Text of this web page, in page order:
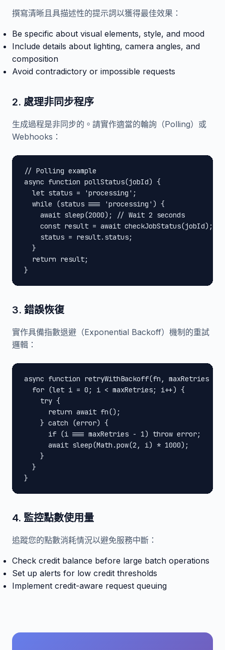
撰寫清晰且具描述性的提示詞以獲得最佳效果：
Be specific about visual elements, style, and mood
Include details about lighting, camera angles, and
composition
Avoid contradictory or impossible requests
2. 處理非同步程序
生成過程是非同步的。請實作適當的輪詢（Polling）或
Webhooks：
// Polling example
async function pollStatus(jobId) {
  let status = 'processing';
  while (status === 'processing') {
    await sleep(2000); // Wait 2 seconds
    const result = await checkJobStatus(jobId);
    status = result.status;
  }
  return result;
}
3. 錯誤恢復
實作具備指數退避（Exponential Backoff）機制的重試
邏輯：
async function retryWithBackoff(fn, maxRetries =
  for (let i = 0; i < maxRetries; i++) {
    try {
      return await fn();
    } catch (error) {
      if (i === maxRetries - 1) throw error;
      await sleep(Math.pow(2, i) * 1000);
    }
  }
}
4. 監控點數使用量
追蹤您的點數消耗情況以避免服務中斷：
Check credit balance before large batch operations
Set up alerts for low credit thresholds
Implement credit-aware request queuing